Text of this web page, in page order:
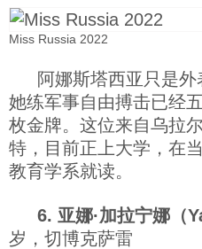
Miss Russia 2022
阿娜斯塔西亚只是
她练军事自由搏击已经
枚金牌。这位来自乌拉
特，目前正上大学，在
教育学系就读。
6. 亚娜·加拉宁娜（
岁，切博克萨雷